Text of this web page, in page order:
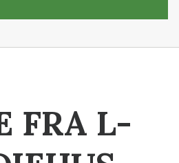
FRA L-